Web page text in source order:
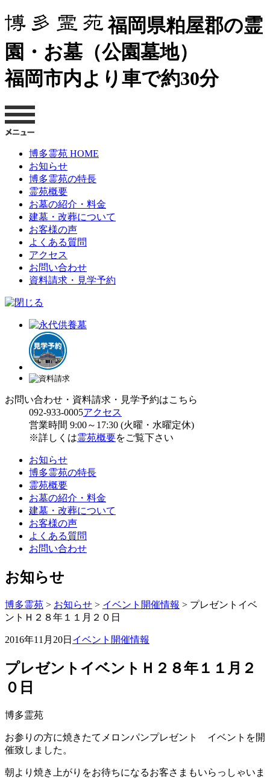
福岡県粕屋郡の霊
園・お墓（公園墓地）
福岡市内より車で約30分
博多霊苑 HOME
お知らせ
博多霊苑の特長
霊苑概要
お墓の紹介・料金
建墓・改葬について
お客様の声
よくある質問
アクセス
お問い合わせ
資料請求・見学予約
お問い合わせ・資料請求・見学予約はこちら
092-933-0005アクセス
営業時間 9:00～17:30 (火曜・水曜定休)
※詳しくは霊苑概要をご覧下さい
お知らせ
博多霊苑の特長
霊苑概要
お墓の紹介・料金
建墓・改葬について
お客様の声
よくある質問
お問い合わせ
お知らせ
博多霊苑 > お知らせ > イベント開催情報 > プレゼントイベ
ントＨ２８年１１月２０日
2016年11月20日 イベント開催情報
プレゼントイベントＨ２８年１１月２
０日
博多霊苑
お参りの方に焼きたてメロンパンプレゼント イベントを開
催致しました。
朝より焼き上がりをお待ちになるお客さまもいらっしゃいま